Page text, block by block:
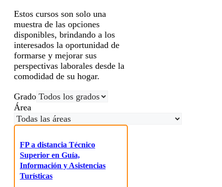
Estos cursos son solo una
muestra de las opciones
disponibles, brindando a los
interesados la oportunidad de
formarse y mejorar sus
perspectivas laborales desde la
comodidad de su hogar.
Grado
Área
FP a distancia Técnico
Superior en Guía,
Información y Asistencias
Turísticas